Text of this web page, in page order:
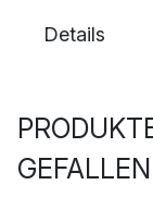
Details
GEFALLEN